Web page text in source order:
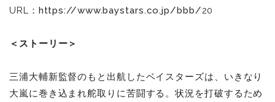
URL： https://www.baystars.co.jp/bbb/20
＜ストーリー＞
三浦大輔新監督のもと出航したベイスターズは、いきなり
大嵐に巻き込まれ舵取りに苦闘する。状況を打破するため